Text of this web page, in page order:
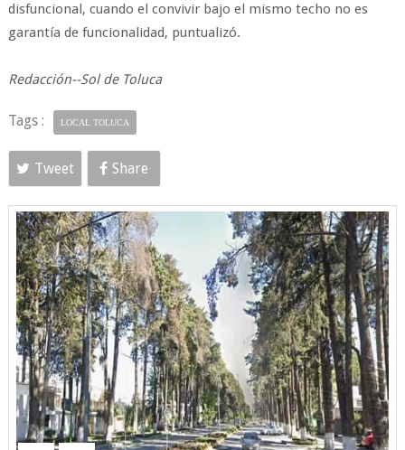
disfuncional, cuando el convivir bajo el mismo techo no es
garantía de funcionalidad, puntualizó.
Redacción--Sol de Toluca
Tags : LOCAL TOLUCA
Tweet Share